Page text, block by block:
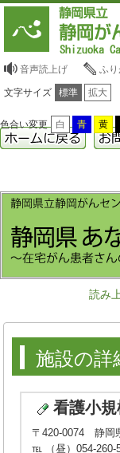
音声読上げ ふ
文字サイズ 標準 拡大
色合い変更 白 青 黄
読み
施設の詳
看護小
〒420-0074 静岡
℡ （昼）054-260-